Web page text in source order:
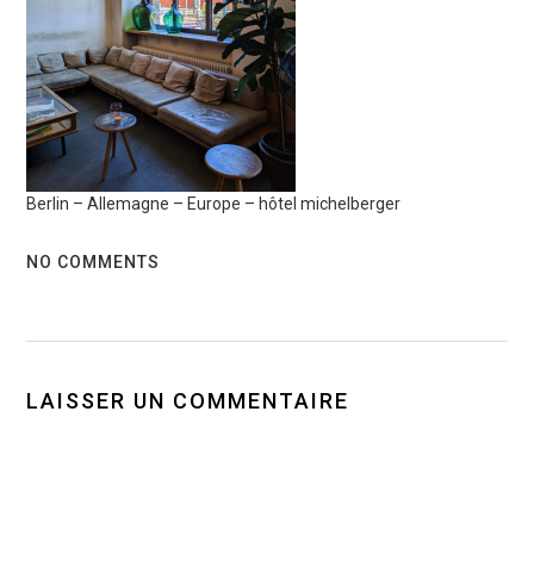
Berlin – Allemagne – Europe – hôtel michelberger
NO COMMENTS
LAISSER UN COMMENTAIRE